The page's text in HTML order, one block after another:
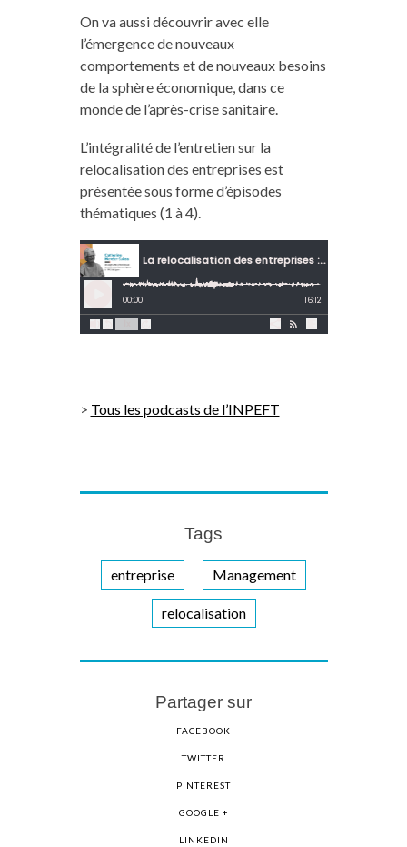
On va aussi découvrir avec elle
l’émergence de nouveaux
comportements et de nouveaux besoins
de la sphère économique, dans ce
monde de l’après-crise sanitaire.
L’intégralité de l’entretien sur la
relocalisation des entreprises est
présentée sous forme d’épisodes
thématiques (1 à 4).
> Tous les podcasts de l’INPEFT
Tags
entreprise Management
relocalisation
Partager sur
FACEBOOK
TWITTER
PINTEREST
GOOGLE +
LINKEDIN